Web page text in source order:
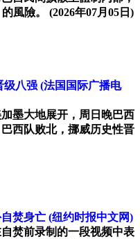
風險。
(2026年07月05日)
级八强 (法国国际广播电
墨大地展开，周日晚巴西
西队败北，挪威历史性晋
焚身亡 (纽约时报中文网)
焚前录制的一段视频中表